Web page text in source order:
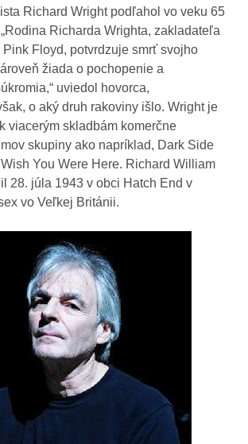
Richard Wright podľahol vo veku 65
„Rodina Richarda Wrighta, zakladateľa
Floyd, potvrdzuje smrť svojho
žiada o pochopenie a
uviedol hovorca,
o aký druh rakoviny išlo. Wright je
viacerým skladbám komerčne
skupiny ako napríklad, Dark Side
You Were Here. Richard William
28. júla 1943 v obci Hatch End v
vo Veľkej Británii.